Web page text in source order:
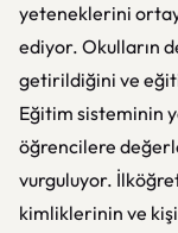
yeteneklerini
ediyor. Okulların
getirildiğini ve
Eğitim sisteminin
öğrencilere
vurguluyor.
kimliklerinin ve